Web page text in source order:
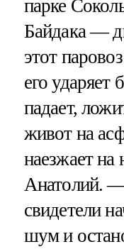
парке
Байдака —
этот
его ударяет
падает,
живот на
наезжает на
Анатолий.
свидетели
шум и